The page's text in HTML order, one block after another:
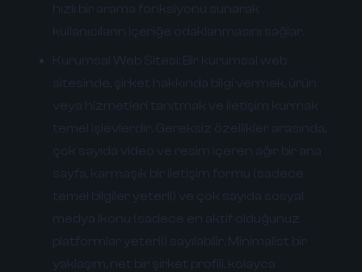
hızlı bir arama fonksiyonu sunarak
kullanıcıların içeriğe odaklanmasını sağlar.
Kurumsal Web Sitesi: Bir kurumsal web
sitesinde, şirket hakkında bilgi vermek, ürün
veya hizmetleri tanıtmak ve iletişim kurmak
temel işlevlerdir. Gereksiz özellikler arasında,
çok sayıda video ve resim içeren ağır bir ana
sayfa, karmaşık bir iletişim formu (sadece
temel bilgiler yeterli) ve çok sayıda sosyal
medya ikonu (sadece en aktif olduğunuz
platformlar yeterli) sayılabilir. Minimalist bir
yaklaşım, net bir şirket profili, kolayca